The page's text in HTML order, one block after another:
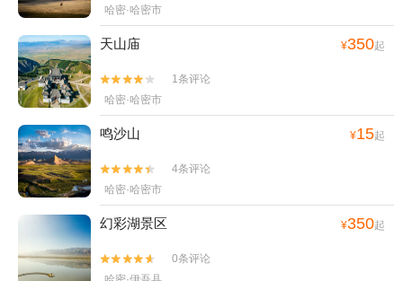
哈密·哈密市
天山庙 ¥350起


1条评论
哈密·哈密市
鸣沙山 ¥15起


4条评论
哈密·哈密市
幻彩湖景区 ¥350起


0条评论